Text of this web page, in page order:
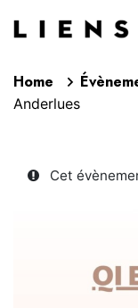
Home
Anderlues
Cet